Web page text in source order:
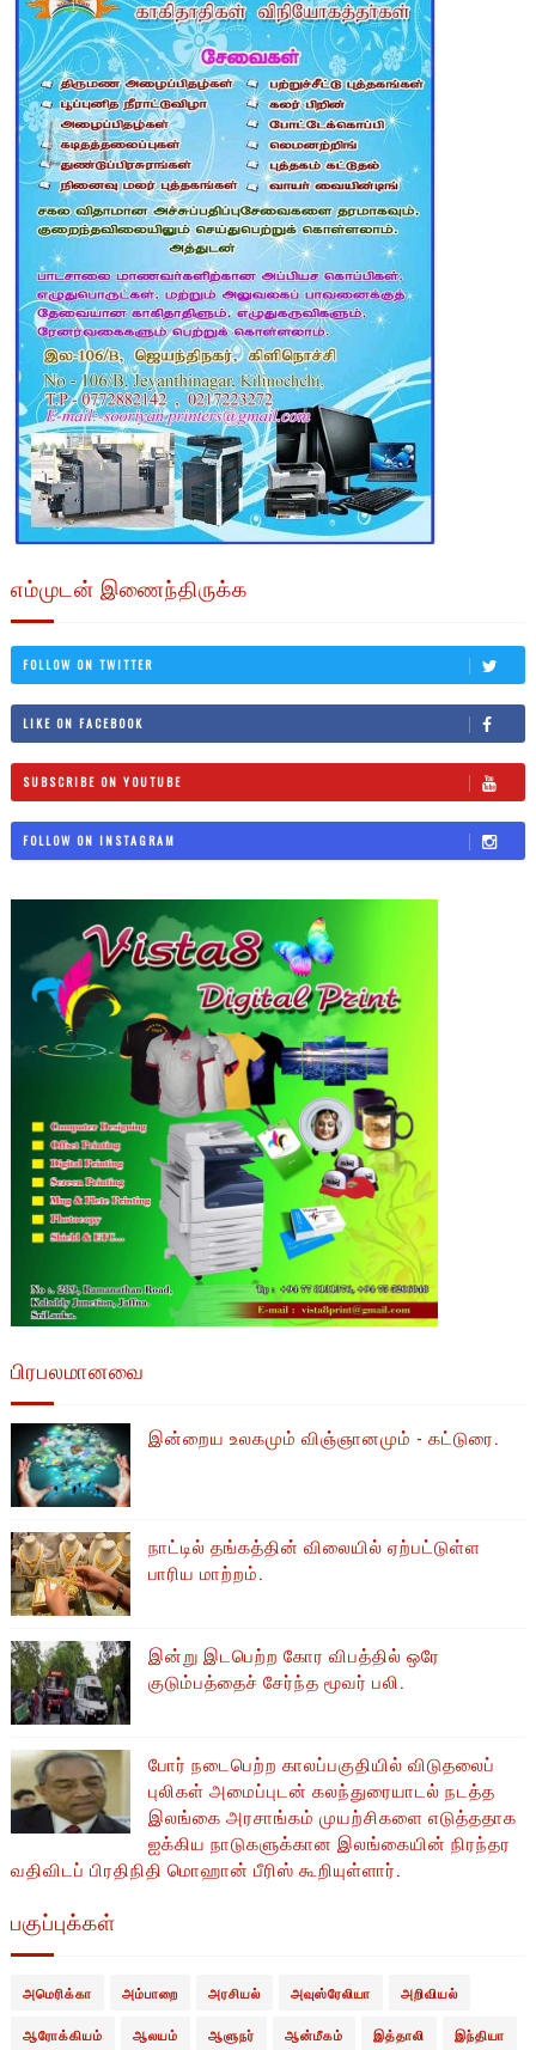
எம்முடன் இணைந்திருக்க
FOLLOW ON TWITTER
LIKE ON FACEBOOK
SUBSCRIBE ON YOUTUBE
FOLLOW ON INSTAGRAM
பிரபலமானவை
இன்றைய உலகமும் விஞ்ஞானமும் - கட்டுரை.
நாட்டில் தங்கத்தின் விலையில் ஏற்பட்டுள்ள
பாரிய மாற்றம்.
இன்று இடபெற்ற கோர விபத்தில் ஒரே
குடும்பத்தைச் சேர்ந்த மூவர் பலி.
போர் நடைபெற்ற காலப்பகுதியில் ​​விடுதலைப்
புலிகள் அமைப்புடன் கலந்துரையாடல் நடத்த
இலங்கை அரசாங்கம் முயற்சிகளை எடுத்ததாக
ஐக்கிய நாடுகளுக்கான இலங்கையின் நிரந்தர
வதிவிடப் பிரதிநிதி மொஹான் பீரிஸ் கூறியுள்ளார்.
பகுப்புக்கள்
அமெரிக்கா அம்பாறை அரசியல் அவுஸ்ரேலியா அறிவியல்
ஆரோக்கியம் ஆலயம் ஆளுநர் ஆன்மீகம் இத்தாலி இந்தியா